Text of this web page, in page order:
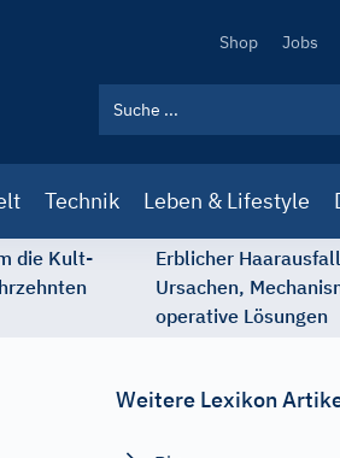
Secondary
Shop Jobs
Technik Leben & Lifestyle
die Kult-
Erblicher
Ursachen,
operative Lösungen
Weitere Lexikon